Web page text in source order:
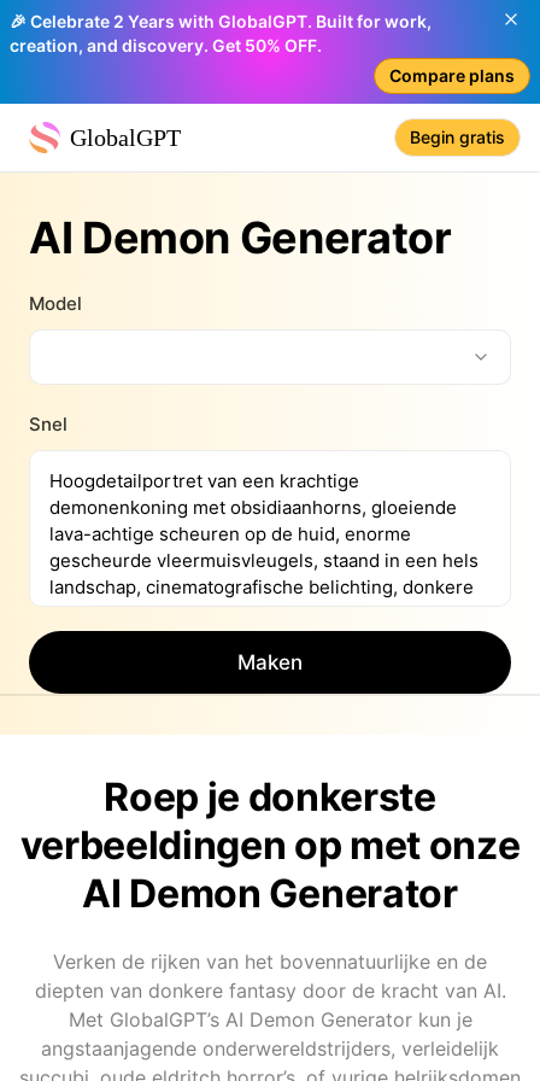
🎉 Celebrate 2 Years with GlobalGPT. Built for work,
creation, and discovery. Get 50% OFF.
Compare plans
GlobalGPT Begin gratis
AI Demon Generator
Model
Snel
Maken
Roep je donkerste
verbeeldingen op met onze
AI Demon Generator
Verken de rijken van het bovennatuurlijke en de
diepten van donkere fantasy door de kracht van AI.
Met GlobalGPT’s AI Demon Generator kun je
angstaanjagende onderwereldstrijders, verleidelijk